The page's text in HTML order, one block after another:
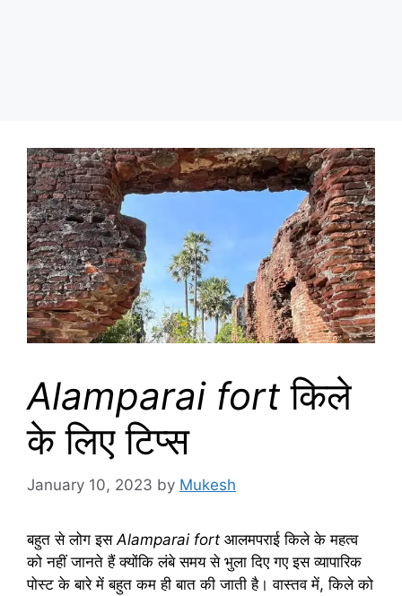
Alamparai fort किले
के लिए टिप्स
January 10, 2023 by Mukesh
बहुत से लोग इस Alamparai fort आलमपराई किले के महत्व
को नहीं जानते हैं क्योंकि लंबे समय से भुला दिए गए इस व्यापारिक
पोस्ट के बारे में बहुत कम ही बात की जाती है। वास्तव में, किले को